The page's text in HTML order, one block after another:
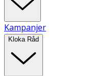
Kampanjer
Kloka Råd